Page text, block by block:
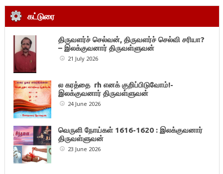
கட்டுரை
திருவளர்ச் செல்வன், திருவளர்ச் செல்வி சரியா?
– இலக்குவனார் திருவள்ளுவன்
21 July 2026
ல கரத்தை rh எனக் குறிப்பிடுவோம்!-
இலக்குவனார் திருவள்ளுவன்
24 June 2026
வெருளி நோய்கள் 1616-1620 : இலக்குவனார்
திருவள்ளுவன்
23 June 2026